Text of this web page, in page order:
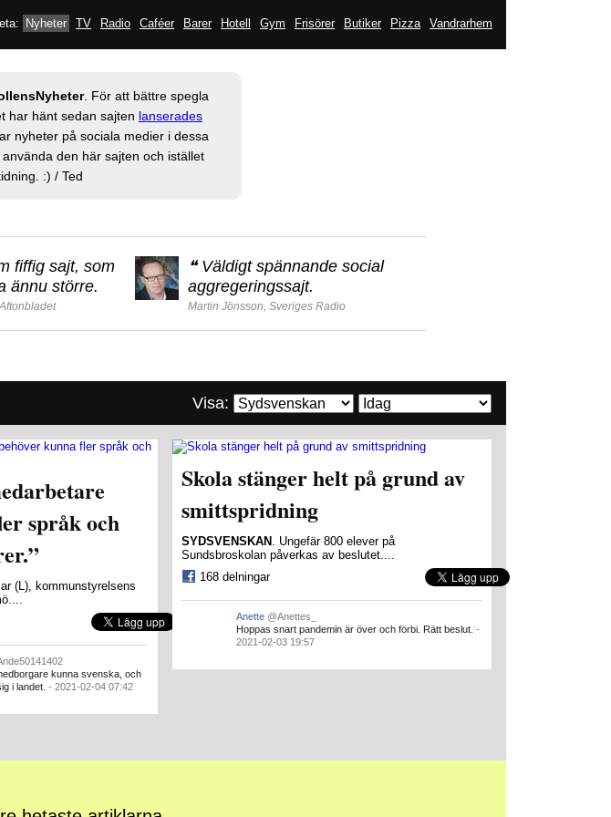
Nyheter TV Radio Caféer Barer Hotell Gym Frisörer Butiker Pizza Vandrarhem
. För att bättre spegla
har hänt sedan sajten lanserades
nyheter på sociala medier i dessa
den här sajten och istället
:) / Ted
fiffig sajt, som
ännu större.
❝ Väldigt spännande social
aggregeringssajt.
Martin Jönsson, Sveriges Radio
Visa:
språk och
(L), kommunstyrelsens
kunna svenska, och
i landet. - 2021-02-04 07:42
Skola stänger helt på grund av
smittspridning
SYDSVENSKAN . Ungefär 800 elever på
Sundsbroskolan påverkas av beslutet....
168 delningar
Anette @Anettes_
Hoppas snart pandemin är över och förbi. Rätt beslut. -
2021-02-03 19:57